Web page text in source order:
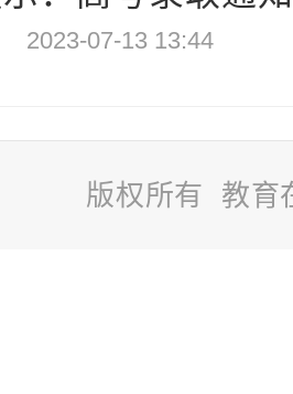
2023-07-13 13:44
版权所有 教育